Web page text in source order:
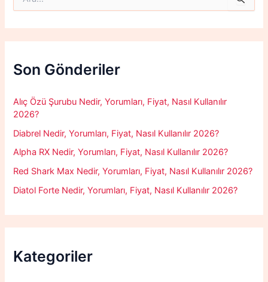
r
c
f
o
:
Son Gönderiler
Alıç Özü Şurubu Nedir, Yorumları, Fiyat, Nasıl Kullanılır
2026?
Diabrel Nedir, Yorumları, Fiyat, Nasıl Kullanılır 2026?
Alpha RX Nedir, Yorumları, Fiyat, Nasıl Kullanılır 2026?
Red Shark Max Nedir, Yorumları, Fiyat, Nasıl Kullanılır 2026?
Diatol Forte Nedir, Yorumları, Fiyat, Nasıl Kullanılır 2026?
Kategoriler